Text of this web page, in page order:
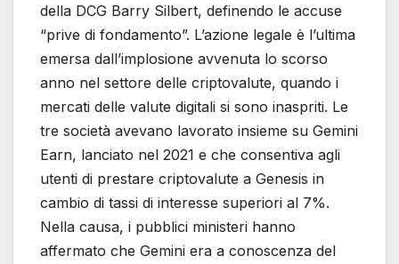
della DCG Barry Silbert, definendo le accuse
“prive di fondamento”. L’azione legale è l’ultima
emersa dall’implosione avvenuta lo scorso
anno nel settore delle criptovalute, quando i
mercati delle valute digitali si sono inaspriti. Le
tre società avevano lavorato insieme su Gemini
Earn, lanciato nel 2021 e che consentiva agli
utenti di prestare criptovalute a Genesis in
cambio di tassi di interesse superiori al 7%.
Nella causa, i pubblici ministeri hanno
affermato che Gemini era a conoscenza del